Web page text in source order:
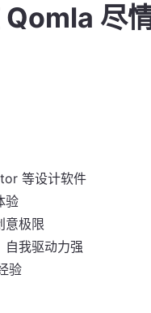
尽
等设计软件
验
意极限
自我驱动力强
验